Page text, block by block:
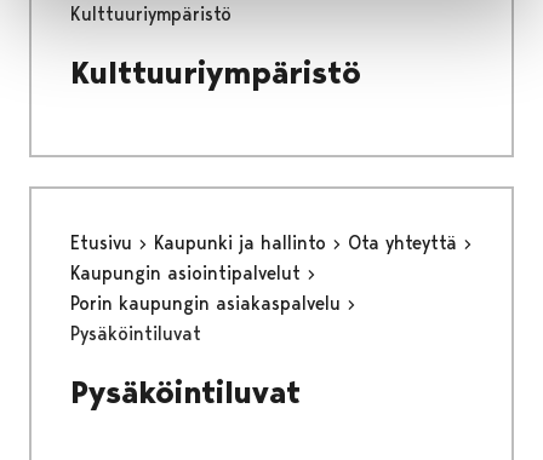
Kulttuuriympäristö
Kulttuuriympäristö
Etusivu Kaupunki ja hallinto
Ota yhteyttä
Kaupungin asiointipalvelut
Porin kaupungin asiakaspalvelu
Pysäköintiluvat
Pysäköintiluvat